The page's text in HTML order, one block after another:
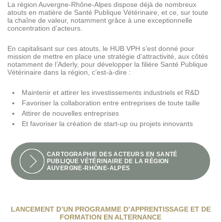
La région Auvergne-Rhône-Alpes dispose déjà de nombreux
atouts en matière de Santé Publique Vétérinaire, et ce, sur toute
la chaîne de valeur, notamment grâce à une exceptionnelle
concentration d’acteurs.
En capitalisant sur ces atouts, le HUB VPH s’est donné pour
mission de mettre en place une stratégie d’attractivité, aux côtés
notamment de l’Aderly, pour développer la filière Santé Publique
Vétérinaire dans la région, c’est-à-dire :
Maintenir et attirer les investissements industriels et R&D
Favoriser la collaboration entre entreprises de toute taille
Attirer de nouvelles entreprises
Et favoriser la création de start-up ou projets innovants
CARTOGRAPHIE DES ACTEURS EN SANTÉ
PUBLIQUE VÉTÉRINAIRE DE LA RÉGION
AUVERGNE-RHÔNE-ALPES
LANCEMENT D’UN PROGRAMME D’APPRENTISSAGE ET DE
FORMATION EN ALTERNANCE